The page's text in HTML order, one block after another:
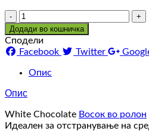
Количина
Додади во кошничка
Сподели
Facebook
Twitter
Опис
Опис
White Chocolate Восок во ролон
Идеален за отстранување на